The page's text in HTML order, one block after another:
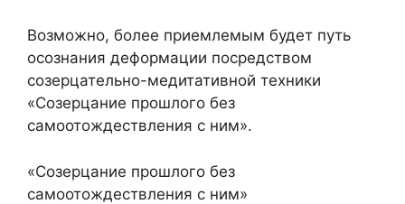
Возможно, более приемлемым будет путь
осознания деформации посредством
созерцательно-медитативной техники
«Созерцание прошлого без
самоотождествления с ним».
«Созерцание прошлого без
самоотождествления с ним»